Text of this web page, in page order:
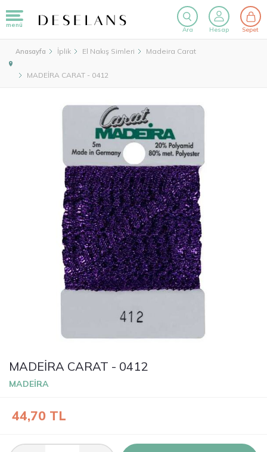
menü
Ara Hesap Sepet
Anasayfa İplik El Nakış Simleri Madeira Carat
MADEİRA CARAT - 0412
MADEİRA CARAT - 0412
MADEİRA
44,70 TL